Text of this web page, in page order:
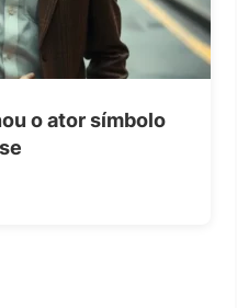
o ator símbolo